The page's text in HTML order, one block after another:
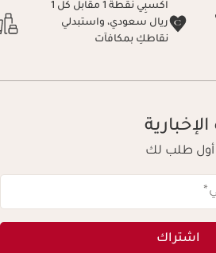
اكسبِي نقطة 1 مقابل كل 1
ريال سعودي، واستبدلي
نقاطكِ بمكافآت
*
اشتراك